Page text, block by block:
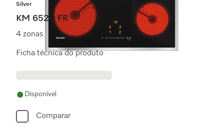
Silver
KM 6520 FR
4 zonas de cozinhar para maior conforto.
Ficha técnica do produto
Disponível
Comparar